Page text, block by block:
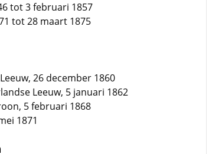
tot 3 februari 1857
tot 28 maart 1875
26 december 1860
Leeuw, 5 januari 1862
5 februari 1868
1871